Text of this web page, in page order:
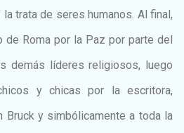
trata de seres humanos. Al final,
de Roma por la Paz por parte del
demás líderes religiosos, luego
y chicas por la escritora,
Bruck y simbólicamente a toda la